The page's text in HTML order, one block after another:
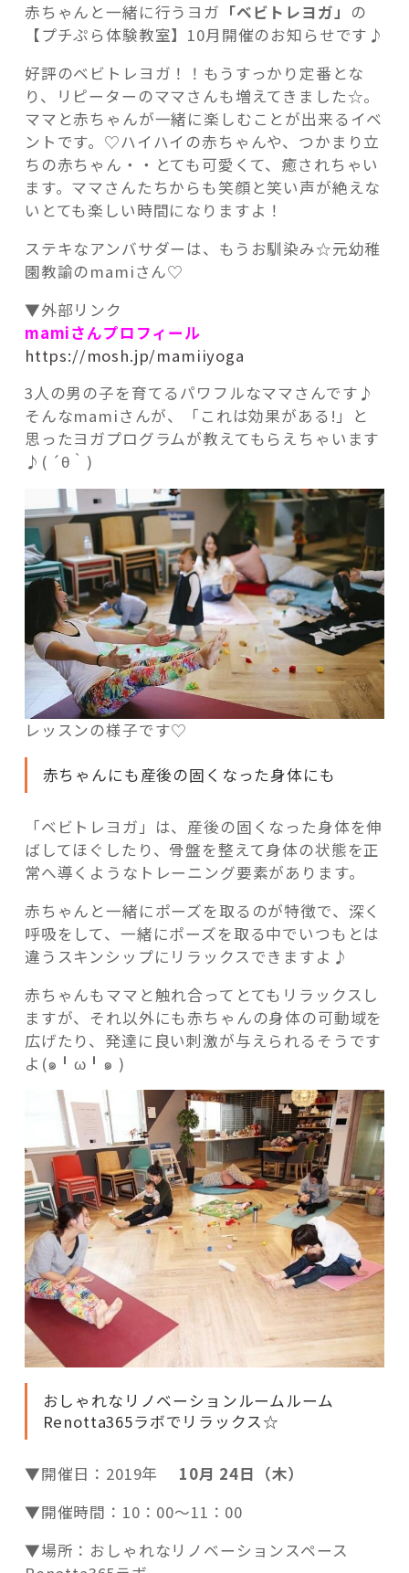
記事検索
赤ちゃんと一緒に行うヨガ 「ベビトレヨガ」 の
【プチぷら体験教室】10月開催のお知らせです♪
好評のベビトレヨガ！！もうすっかり定番とな
り、リピーターのママさんも増えてきました☆。
ママと赤ちゃんが一緒に楽しむことが出来るイベ
ントです。♡ハイハイの赤ちゃんや、つかまり立
ちの赤ちゃん・・とても可愛くて、癒されちゃい
ます。ママさんたちからも笑顔と笑い声が絶えな
いとても楽しい時間になりますよ！
ステキなアンバサダーは、もうお馴染み☆元幼稚
園教諭のmamiさん♡
▼外部リンク
mamiさんプロフィール
https://mosh.jp/mamiiyoga
3人の男の子を育てるパワフルなママさんです♪
そんなmamiさんが、「これは効果がある!」と
思ったヨガプログラムが教えてもらえちゃいます
♪( ´θ｀)
レッスンの様子です♡
赤ちゃんにも産後の固くなった身体にも
「ベビトレヨガ」は、産後の固くなった身体を伸
ばしてほぐしたり、骨盤を整えて身体の状態を正
常へ導くようなトレーニング要素があります。
赤ちゃんと一緒にポーズを取るのが特徴で、深く
呼吸をして、一緒にポーズを取る中でいつもとは
違うスキンシップにリラックスできますよ♪
赤ちゃんもママと触れ合ってとてもリラックスし
ますが、それ以外にも赤ちゃんの身体の可動域を
広げたり、発達に良い刺激が与えられるそうです
よ(๑╹ω╹๑ )
おしゃれなリノベーションルームルーム
Renotta365ラボでリラックス☆
▼開催日：2019年 10月 24日（木）
▼開催時間：10：00～11：00
▼場所：おしゃれなリノベーションスペース